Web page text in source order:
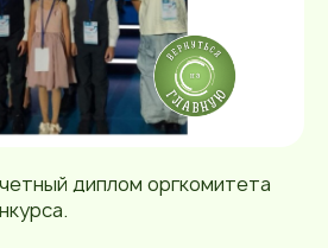
диплом оргкомитета